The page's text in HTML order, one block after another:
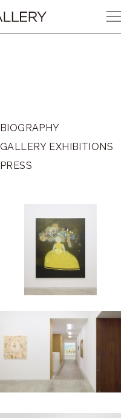
BIOGRAPHY
GALLERY EXHIBITIONS
PRESS